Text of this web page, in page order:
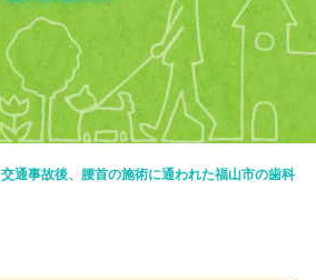
交通事故後、腰首の施術に通われた福山市の歯科